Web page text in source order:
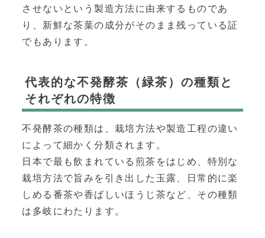
させないという製造方法に由来するものであ
り、新鮮な茶葉の成分がそのまま残っている証
でもあります。
代表的な不発酵茶（緑茶）の種類と
それぞれの特徴
不発酵茶の種類は、栽培方法や製造工程の違い
によって細かく分類されます。
日本で最も飲まれている煎茶をはじめ、特別な
栽培方法で旨みを引き出した玉露、日常的に楽
しめる番茶や香ばしいほうじ茶など、その種類
は多岐にわたります。